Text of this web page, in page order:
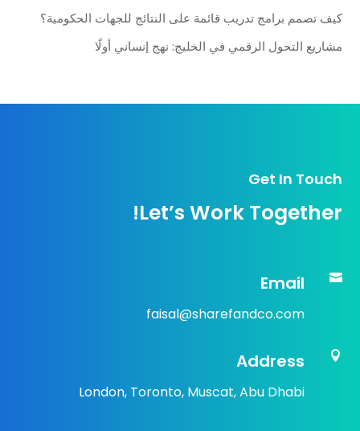
كيف تصمم برامج تدريب قائمة على النتائج للجهات الحكومية؟
مشاريع التحول الرقمي في الخليج: نهج إنساني أولًا
Get In Touch
Let’s Work Together!

Email
faisal@sharefandco.com

Address
London, Toronto, Muscat, Abu Dhabi